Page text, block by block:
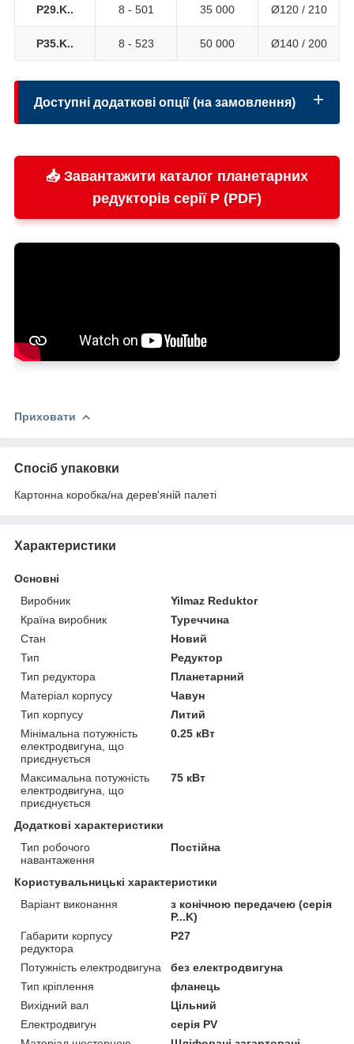
P29.K.. 8 - 501 35 000 Ø120 / 210
P35.K.. 8 - 523 50 000 Ø140 / 200
Доступні додаткові опції (на замовлення)
Виконання вихідного вала:
Охолодження:
📥 Завантажити каталог планетарних
редукторів серії P (PDF)
Приховати
Спосіб упаковки
Картонна коробка/на дерев'яній палеті
Характеристики
Основні
Виробник
Yilmaz Reduktor
Країна виробник
Туреччина
Стан
Новий
Тип
Редуктор
Тип редуктора
Планетарний
Матеріал корпусу
Чавун
Тип корпусу
Литий
Мінімальна потужність
електродвигуна, що
приєднується
0.25 кВт
Максимальна потужність
електродвигуна, що
приєднується
75 кВт
Додаткові характеристики
Тип робочого
навантаження
Постійна
Користувальницькі характеристики
Варіант виконання
з конічною передачею (серія
P...K)
Габарити корпусу
редуктора
P27
Потужність електродвигуна
без електродвигуна
Тип кріплення
фланець
Вихідний вал
Цільний
Електродвигун
серія PV